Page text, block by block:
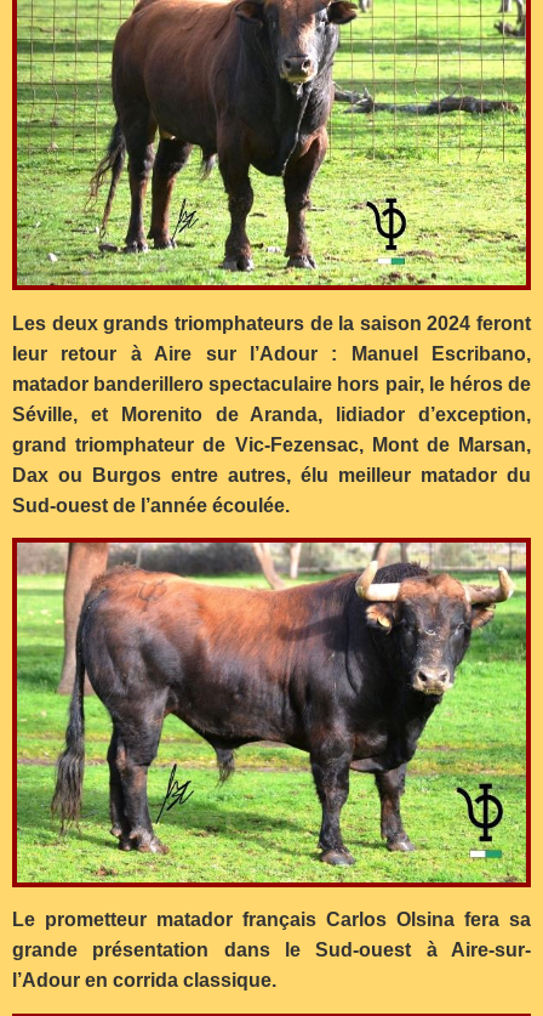
Les deux grands triomphateurs de la saison 2024 feront
leur retour à Aire sur l’Adour : Manuel Escribano,
matador banderillero spectaculaire hors pair, le héros de
Séville, et Morenito de Aranda, lidiador d’exception,
grand triomphateur de Vic-Fezensac, Mont de Marsan,
Dax ou Burgos entre autres, élu meilleur matador du
Sud-ouest de l’année écoulée.
Le prometteur matador français Carlos Olsina fera sa
grande présentation dans le Sud-ouest à Aire-sur-
l’Adour en corrida classique.